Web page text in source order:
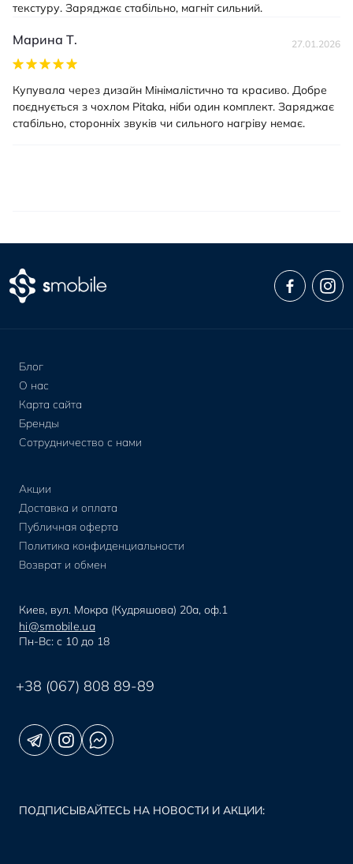
текстуру. Заряджає стабільно, магніт сильний.
Марина Т. 27.01.2026
Купувала через дизайн Мінімалістично та красиво. Добре
поєднується з чохлом Pitaka, ніби один комплект. Заряджає
стабільно, сторонніх звуків чи сильного нагріву немає.
Блог
О нас
Карта сайта
Бренды
Сотрудничество с нами
Акции
Доставка и оплата
Публичная оферта
Политика конфиденциальности
Возврат и обмен
Киев, вул. Мокра (Кудряшова) 20а, оф.1
hi@smobile.ua
Пн-Вс: с 10 до 18
+38 (067) 808 89-89
ПОДПИСЫВАЙТЕСЬ НА НОВОСТИ И АКЦИИ: